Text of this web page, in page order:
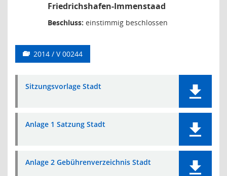
Friedrichshafen-Immenstaad
Beschluss: einstimmig beschlossen
2014 / V 00244
Sitzungsvorlage Stadt
Anlage 1 Satzung Stadt
Anlage 2 Gebührenverzeichnis Stadt